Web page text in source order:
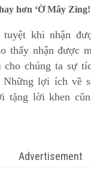
hơn ‘Ờ Mây
tuyệt khi nhận
thấy nhận được
cho chúng ta sự
Những lợi ích về
tặng lời khen
Advertisement